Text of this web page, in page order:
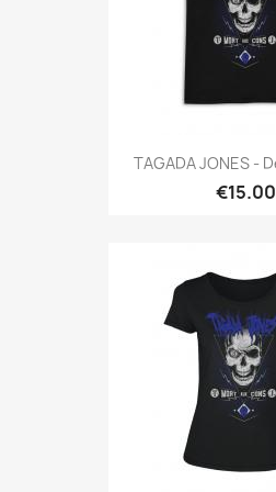
TAGADA JONES -
€15.00